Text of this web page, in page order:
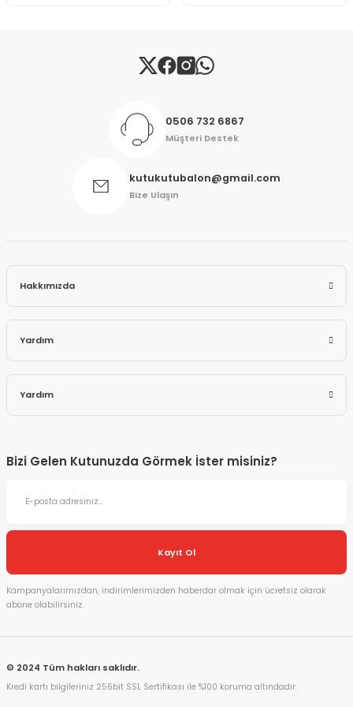
Gönder
0506 732 6867
Müşteri Destek
kutukutubalon@gmail.com
Bize Ulaşın
Hakkımızda
Yardım
Yardım
Bizi Gelen Kutunuzda Görmek İster misiniz?
Kayıt Ol
Kampanyalarımızdan, indirimlerimizden haberdar olmak için ücretsiz olarak
abone olabilirsiniz.
© 2024 Tüm hakları saklıdır.
Kredi kartı bilgileriniz 256bit SSL Sertifikası ile %100 koruma altındadır.